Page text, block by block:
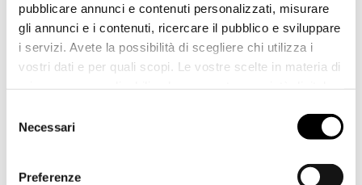
pubblicare annunci e contenuti personalizzati, misurare
gli annunci e i contenuti, ricercare il pubblico e sviluppare
i servizi. Avete la possibilità di scegliere chi utilizza i
vostri dati e per quali scopi. Le vostre scelte in materia di
modificare o revocare il proprio consenso in qualsiasi
momento dalla Dichiarazione sui cookie o facendo clic
delNecessari
Preferenze
File 3d 3ds
3ds 537.03 KB
Scarica
Scarica